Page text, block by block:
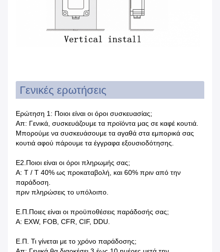
Γενικές ερωτήσεις
Ερώτηση 1: Ποιοι είναι οι όροι συσκευασίας;
Απ: Γενικά, συσκευάζουμε τα προϊόντα μας σε καφέ κουτιά.
Μπορούμε να συσκευάσουμε τα αγαθά στα εμπορικά σας
κουτιά αφού πάρουμε τα έγγραφα εξουσιοδότησης.
Ε2.Ποιοι είναι οι όροι πληρωμής σας;
Α: T / T 40% ως προκαταβολή, και 60% πριν από την
παράδοση.
πριν πληρώσεις το υπόλοιπο.
Ε.Π.Ποιες είναι οι προϋποθέσεις παράδοσής σας;
Α: EXW, FOB, CFR, CIF, DDU.
Ε.Π. Τι γίνεται με το χρόνο παράδοσης;